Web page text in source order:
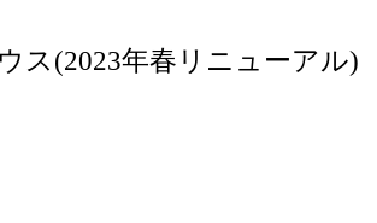
ス(2023年春リニューアル)